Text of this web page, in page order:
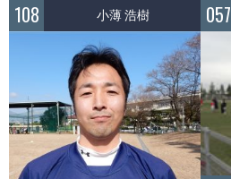
108 小薄 浩樹 057